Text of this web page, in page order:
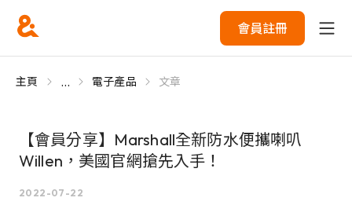
會員註冊
主頁 ... 電子產品 文章
【會員分享】Marshall全新防水便攜喇叭
Willen，美國官網搶先入手！
2022-07-22